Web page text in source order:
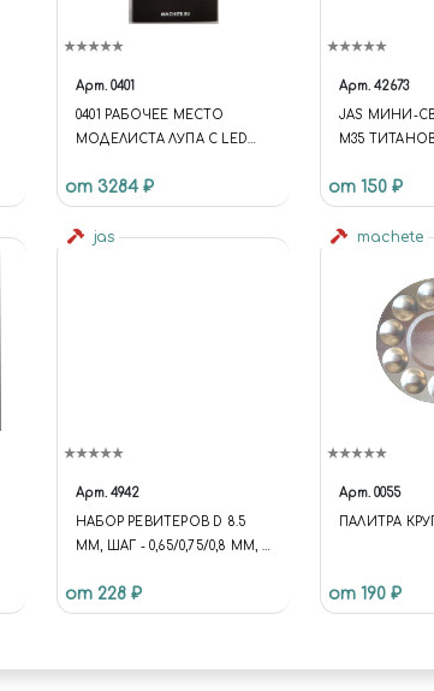
Арт. 0401
0401 РАБОЧЕЕ МЕСТО
МОДЕЛИСТА ЛУПА С LED
от 3284 ₽
Арт. 42673
JAS МИНИ-
M35
от 150 ₽
jas
Арт. 4942
НАБОР РЕВИТЕРОВ D 8.5
ММ, ШАГ - 0,65/0,75/0,8 ММ, 3
от 228 ₽
machete
Арт. 0055
ПАЛИТРА
от 190 ₽